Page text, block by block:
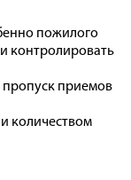
пожилого
контролировать
пропуск приемов
количеством